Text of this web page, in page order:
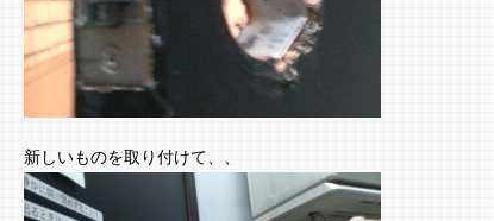
新しいものを取り付けて、、